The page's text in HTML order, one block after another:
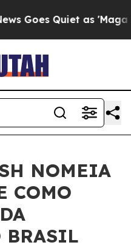
Quiet as 'Maga
NOMEIA
COMO
BRASIL